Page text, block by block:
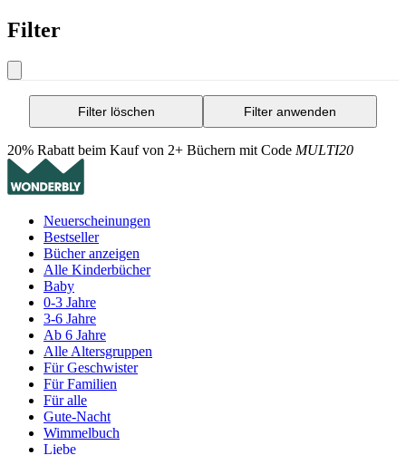
Filter
Filter löschen Filter anwenden
20% Rabatt beim Kauf von 2+ Büchern mit Code MULTI20
Neuerscheinungen
Bestseller
Bücher anzeigen
Alle Kinderbücher
Baby
0-3 Jahre
3-6 Jahre
Ab 6 Jahre
Alle Altersgruppen
Für Geschwister
Für Familien
Für alle
Gute-Nacht
Wimmelbuch
Liebe